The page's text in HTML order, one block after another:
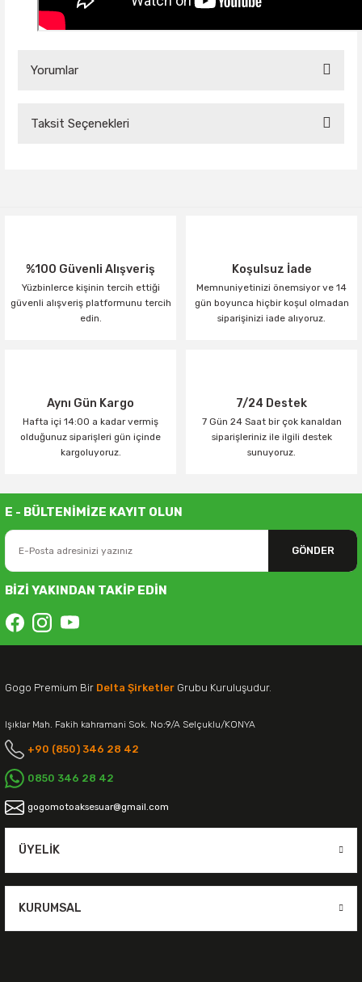
Yorumlar
Taksit Seçenekleri
%100 Güvenli Alışveriş
Yüzbinlerce kişinin tercih ettiği
güvenli alışveriş platformunu tercih
edin.
Koşulsuz İade
Memnuniyetinizi önemsiyor ve 14
gün boyunca hiçbir koşul olmadan
siparişinizi iade alıyoruz.
Aynı Gün Kargo
Hafta içi 14:00 a kadar vermiş
olduğunuz siparişleri gün içinde
kargoluyoruz.
7/24 Destek
7 Gün 24 Saat bir çok kanaldan
siparişleriniz ile ilgili destek
sunuyoruz.
E - BÜLTENİMİZE KAYIT OLUN
GÖNDER
BİZİ YAKINDAN TAKİP EDİN
Gogo Premium Bir Delta Şirketler Grubu Kuruluşudur.
Işıklar Mah. Fakih kahramani Sok. No:9/A Selçuklu/KONYA
+90 (850) 346 28 42
0850 346 28 42
gogomotoaksesuar@gmail.com
ÜYELIK
KURUMSAL